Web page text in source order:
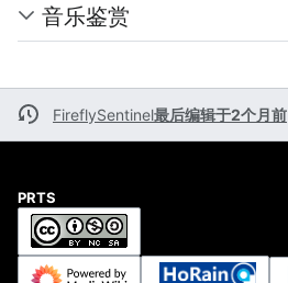
音乐鉴赏
FireflySentinel最后编辑于2个月前
PRTS